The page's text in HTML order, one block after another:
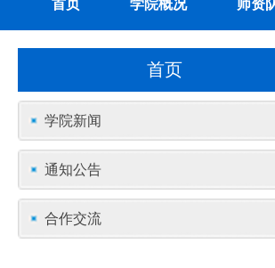
首页
学院新闻
通知公告
合作交流